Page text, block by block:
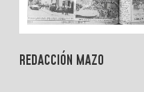
REDACCIÓN MAZO